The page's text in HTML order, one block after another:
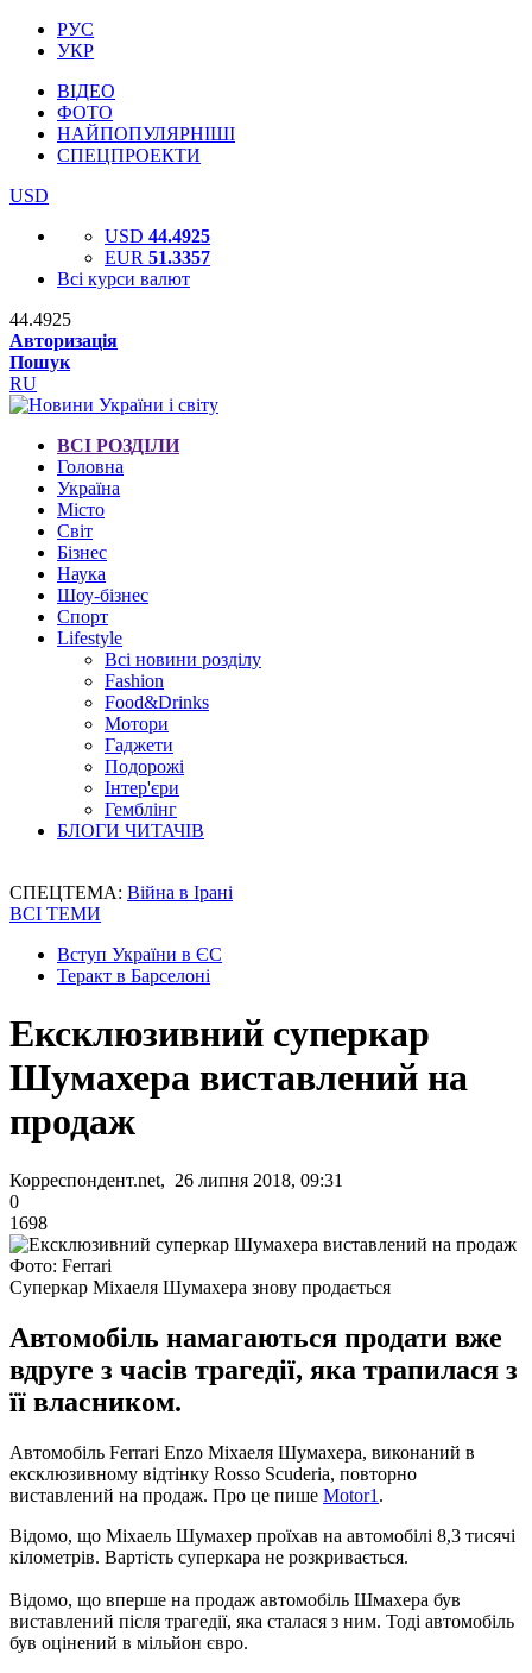
РУС
УКР
ВІДЕО
ФОТО
НАЙПОПУЛЯРНІШІ
СПЕЦПРОЕКТИ
USD
USD 44.4925
EUR 51.3357
Всі курси валют
44.4925
Авторизація
Пошук
RU
ВСІ РОЗДІЛИ
Головна
Україна
Місто
Світ
Бізнес
Наука
Шоу-бізнес
Спорт
Lifestyle
Всі новини розділу
Fashion
Food&Drinks
Мотори
Гаджети
Подорожі
Інтер'єри
Гемблінг
БЛОГИ ЧИТАЧІВ
СПЕЦТЕМА: Війна в Ірані
ВСІ ТЕМИ
Вступ України в ЄС
Теракт в Барселоні
Ексклюзивний суперкар
Шумахера виставлений на
продаж
Корреспондент.net, 26 липня 2018, 09:31
0
1698
Фото: Ferrari
Суперкар Міхаеля Шумахера знову продається
Автомобіль намагаються продати вже
вдруге з часів трагедії, яка трапилася з
її власником.
Автомобіль Ferrari Enzo Міхаеля Шумахера, виконаний в
ексклюзивному відтінку Rosso Scuderia, повторно
виставлений на продаж. Про це пише Motor1 .
Відомо, що Міхаель Шумахер проїхав на автомобілі 8,3 тисячі
кілометрів. Вартість суперкара не розкривається.
Відомо, що вперше на продаж автомобіль Шмахера був
виставлений після трагедії, яка сталася з ним. Тоді автомобіль
був оцінений в мільйон євро.